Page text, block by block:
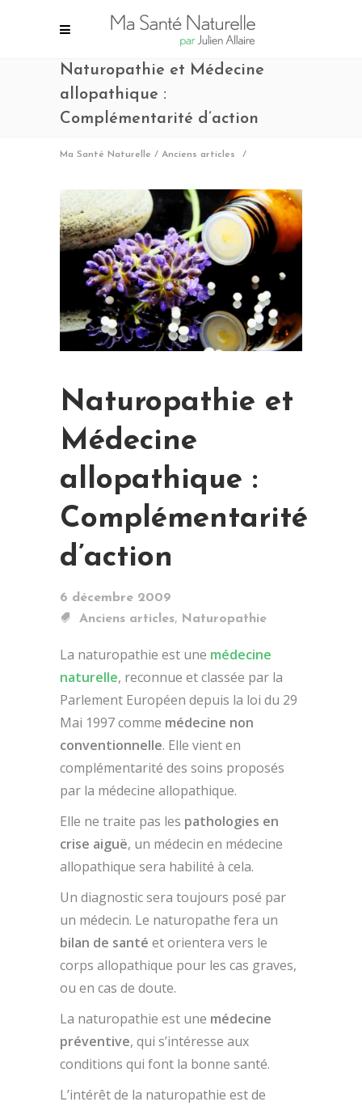
Naturopathie et Médecine
allopathique :
Complémentarité d’action
Ma Santé Naturelle / Anciens articles /
Naturopathie et
Médecine
allopathique :
Complémentarité
d’action
6 décembre 2009
Anciens articles, Naturopathie
La naturopathie est une médecine
naturelle, reconnue et classée par la
Parlement Européen depuis la loi du 29
Mai 1997 comme médecine non
conventionnelle. Elle vient en
complémentarité des soins proposés
par la médecine allopathique.
Elle ne traite pas les pathologies en
crise aiguë, un médecin en médecine
allopathique sera habilité à cela.
Un diagnostic sera toujours posé par
un médecin. Le naturopathe fera un
bilan de santé et orientera vers le
corps allopathique pour les cas graves,
ou en cas de doute.
La naturopathie est une médecine
préventive, qui s’intéresse aux
conditions qui font la bonne santé.
L’intérêt de la naturopathie est de